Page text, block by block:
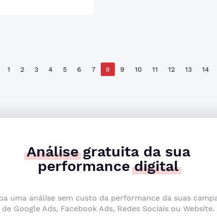
1 2 3 4 5 6 7 8 9 10 11 12 13 14
Análisegratuita da sua
performancedigital
uma análise sem custo da performance da suas
de Google Ads, Facebook Ads, Redes Sociais ou Website.